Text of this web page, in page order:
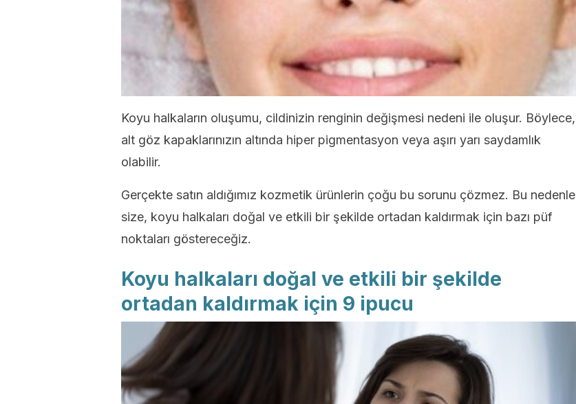
Koyu halkaların oluşumu, cildinizin renginin değişmesi nedeni ile oluşur. Böylece,
alt göz kapaklarınızın altında hiper pigmentasyon veya aşırı yarı saydamlık
olabilir.
Gerçekte satın aldığımız kozmetik ürünlerin çoğu bu sorunu çözmez. Bu nedenle
size, koyu halkaları doğal ve etkili bir şekilde ortadan kaldırmak için bazı püf
noktaları göstereceğiz.
Koyu halkaları doğal ve etkili bir şekilde
ortadan kaldırmak için 9 ipucu